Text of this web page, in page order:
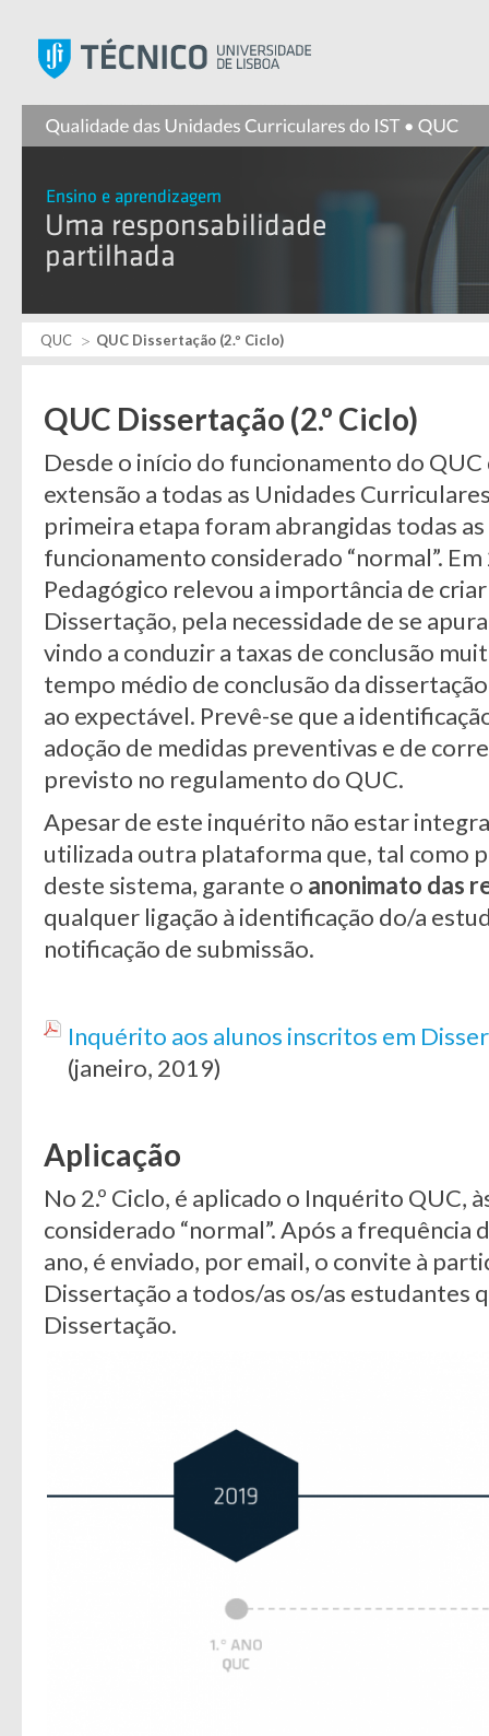
QUC QUC Dissertação (2.º Ciclo)
QUC Dissertação (2.º Ciclo)
Desde o início do funcionamento do QUC
extensão a todas as Unidades
primeira etapa foram abrangidas todas as
funcionamento considerado “normal”.
Pedagógico relevou a importância de
Dissertação, pela necessidade de se
vindo a conduzir a taxas de conclusão
tempo médio de conclusão da
ao expectável. Prevê-se que a
adoção de medidas preventivas e de
previsto no regulamento do QUC.
Apesar de este inquérito não estar
utilizada outra plataforma que, tal como
deste sistema, garante o anonimato das
qualquer ligação à identificação do/a
notificação de submissão.
Inquérito aos alunos inscritos em
(janeiro, 2019)
Aplicação
No 2.º Ciclo, é aplicado o Inquérito QUC,
considerado “normal”. Após a frequência
ano, é enviado, por email, o convite à
Dissertação a todos/as os/as estudantes
Dissertação.